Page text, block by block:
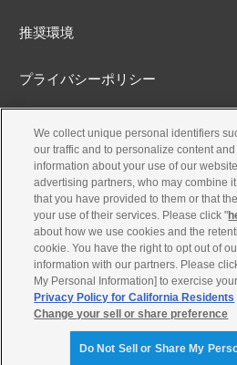
推奨環境
プライバシーポリシー
Cookieポリシー
アクセシビリティ方針
古物営業法に基づく表示
製品・事業のお問合せ
We collect unique personal identifiers
our traffic and to personalize content
information about your use of our
advertising partners, who may combine
that you have provided to them or that
your use of their services. Please click "
about how we use cookies and the
cookie. You have the right to opt out of
information with our partners. Please
My Personal Information] to exercise
Privacy Policy for California Residents
Change your sell or share preference
Do Not Sell or Share My